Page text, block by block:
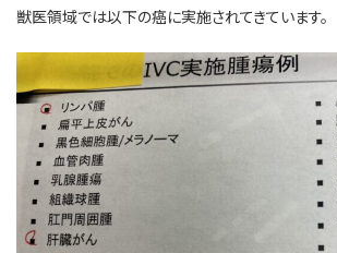
獣医領域では以下の癌に実施されてきています。